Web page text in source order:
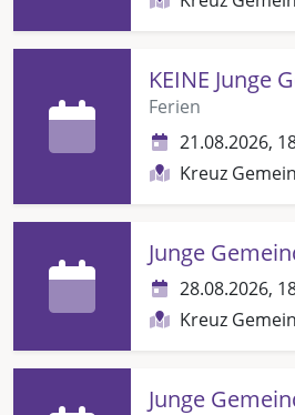
KEINE Junge
Ferien
21.08.2026,
Kreuz
Junge
28.08.2026,
Kreuz
Junge